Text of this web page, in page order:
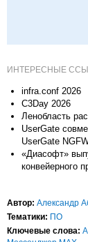
ИНТЕРЕСНЫЕ
infra.conf 2026
C3Day 2026
Ленобласть
UserGate
UserGate
«Диасофт»
конвейерного
Автор: Александр
Тематики: ПО
Ключевые слова: